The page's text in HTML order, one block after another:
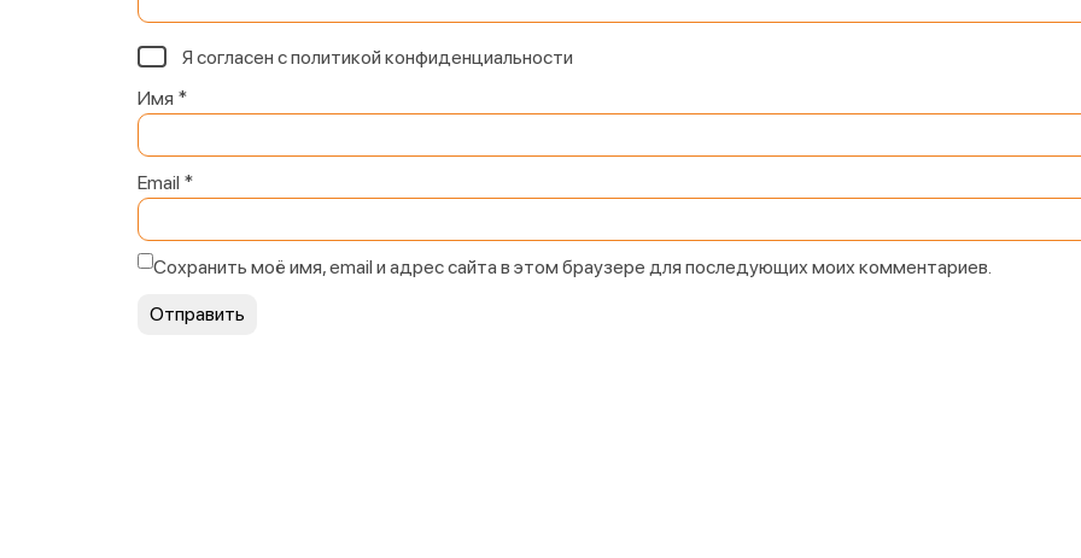
Я согласен сполитикой конфиденциальности
Имя *
Email *
Сохранить моё имя, email и адрес сайта в этом браузере для последующих моих комментариев.